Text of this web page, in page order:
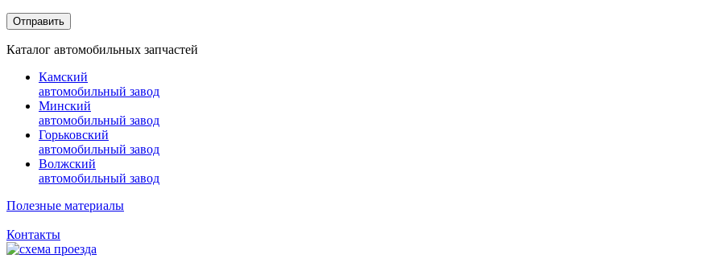
Каталог автомобильных запчастей
Камский
автомобильный завод
Минский
автомобильный завод
Горьковский
автомобильный завод
Волжский
автомобильный завод
Полезные материалы
Контакты